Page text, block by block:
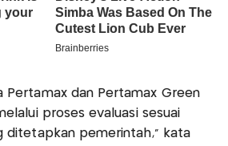
Pertamax dan Pertamax Green
proses evaluasi sesuai
ditetapkan pemerintah," kata